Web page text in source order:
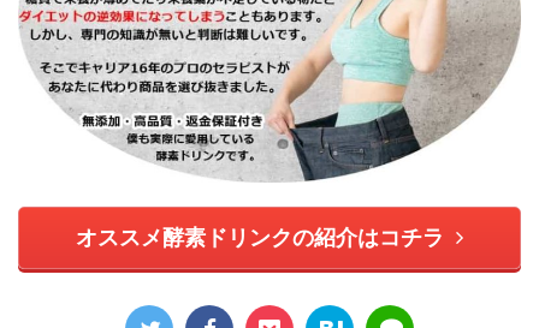
オススメ酵素ドリンクの紹介はコチラ